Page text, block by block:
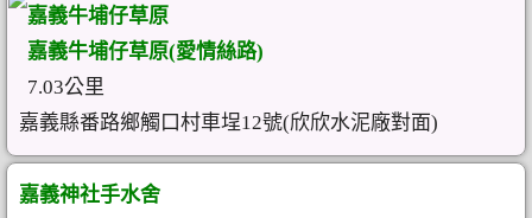
嘉義牛埔仔草原
嘉義牛埔仔草原(愛情絲路)
7.03公里
嘉義縣番路鄉觸口村車埕12號(欣欣水泥廠對面)
嘉義神社手水舍